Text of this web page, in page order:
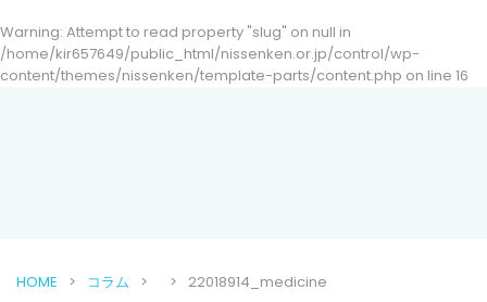
Warning: Attempt to read property "slug" on null in
/home/kir657649/public_html/nissenken.or.jp/control/wp-
content/themes/nissenken/template-parts/content.php on line 16
HOME コラム 22018914_medicine